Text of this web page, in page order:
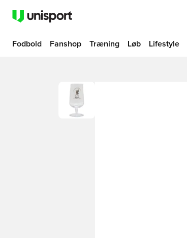
Fodbold Fanshop Træning Løb Lifestyle